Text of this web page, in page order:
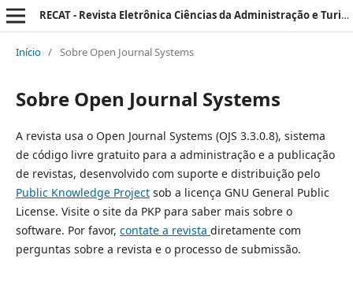
RECAT - Revista Eletrônica Ciências da Administração e Turismo
Início / Sobre Open Journal Systems
Sobre Open Journal Systems
A revista usa o Open Journal Systems (OJS 3.3.0.8), sistema
de código livre gratuito para a administração e a publicação
de revistas, desenvolvido com suporte e distribuição pelo
Public Knowledge Projectsob a licença GNU General Public
License. Visite o site da PKP para saber mais sobre o
software. Por favor, contate a revista diretamente com
perguntas sobre a revista e o processo de submissão.